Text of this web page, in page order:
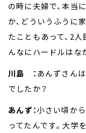
の時に夫婦で､本当
か､どういうふうに
たこともあって､2人
んなにハードルはな
川島 ： あんずさん
でしたか？
あんず：小さい頃か
ってたんです。大学